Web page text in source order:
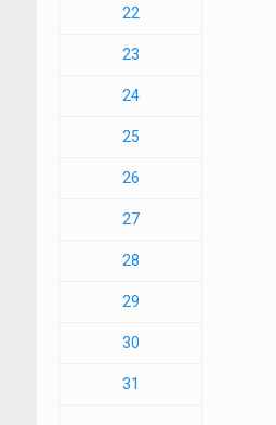
22
23
24
25
26
27
28
29
30
31